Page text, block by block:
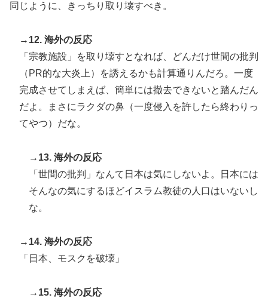
同じように、きっちり取り壊すべき。
→12. 海外の反応
「宗教施設」を取り壊すとなれば、どんだけ世間の批判
（PR的な大炎上）を誘えるかも計算通りんだろ。一度
完成させてしまえば、簡単には撤去できないと踏んだん
だよ。まさにラクダの鼻（一度侵入を許したら終わりっ
てやつ）だな。
→13. 海外の反応
「世間の批判」なんて日本は気にしないよ。日本には
そんなの気にするほどイスラム教徒の人口はいないし
な。
→14. 海外の反応
「日本、モスクを破壊」
→15. 海外の反応